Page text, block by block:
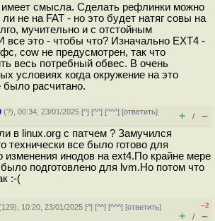
имеет смысла. Сделать рефлинки можно
ли не на FAT - но это будет натяг совы на
мучительно и с отстойным
все это - чтобы что? Изначально EXT4 -
cow не предусмотрен, так что
весь потребный обвес. В очень
условиях когда окружение на это
было расчитано.
(?), 00:34, 23/01/2025 [^] [^^] [^^^] [ответить]
+ / –
в linux.org с патчем ? Замучился
технически все было готово для
изменения инодов на ext4.По крайне мере
подготовлено для lvm.Но потом что
:-(
129), 10:20, 23/01/2025 [^] [^^] [^^^] [ответить]
–2
+ / –